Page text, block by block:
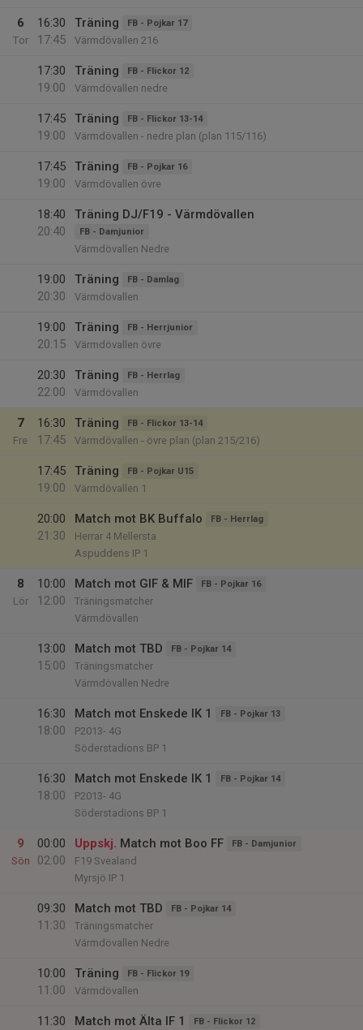
6
Tor
16:30
17:45
Träning FB - Pojkar 17
Värmdövallen 216
17:30
19:00
Träning FB - Flickor 12
Värmdövallen nedre
17:45
19:00
Träning FB - Flickor 13-14
Värmdövallen - nedre plan (plan 115/116)
17:45
19:00
Träning FB - Pojkar 16
Värmdövallen övre
18:40
20:40
Träning DJ/F19 - Värmdövallen
FB - Damjunior
Värmdövallen Nedre
19:00
20:30
Träning FB - Damlag
Värmdövallen
19:00
20:15
Träning FB - Herrjunior
Värmdövallen övre
20:30
22:00
Träning FB - Herrlag
Värmdövallen
7
Fre
16:30
17:45
Träning FB - Flickor 13-14
Värmdövallen - övre plan (plan 215/216)
17:45
19:00
Träning FB - Pojkar U15
Värmdövallen 1
20:00
21:30
Match mot BK Buffalo FB - Herrlag
Herrar 4 Mellersta
Aspuddens IP 1
8
Lör
10:00
12:00
Match mot GIF & MIF FB - Pojkar 16
Träningsmatcher
Värmdövallen
13:00
15:00
Match mot TBD FB - Pojkar 14
Träningsmatcher
Värmdövallen Nedre
16:30
18:00
Match mot Enskede IK 1 FB - Pojkar 13
P2013- 4G
Söderstadions BP 1
16:30
18:00
Match mot Enskede IK 1 FB - Pojkar 14
P2013- 4G
Söderstadions BP 1
9
Sön
00:00
02:00
Uppskj. Match mot Boo FF FB - Damjunior
F19 Svealand
Myrsjö IP 1
09:30
11:30
Match mot TBD FB - Pojkar 14
Träningsmatcher
Värmdövallen Nedre
10:00
11:00
Träning FB - Flickor 19
Värmdövallen
11:30
Match mot Älta IF 1 FB - Flickor 12